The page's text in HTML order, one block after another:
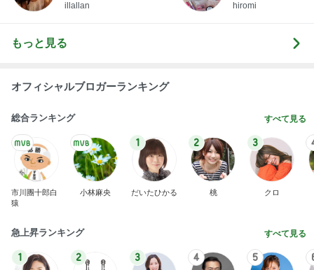
illallan hiromi
もっと見る
オフィシャルブロガーランキング
総合ランキング すべて見る
市川團十郎白
猿
小林麻央
1
だいたひかる
2
桃
3
クロ
急上昇ランキング すべて見る
1 2 3 4 5